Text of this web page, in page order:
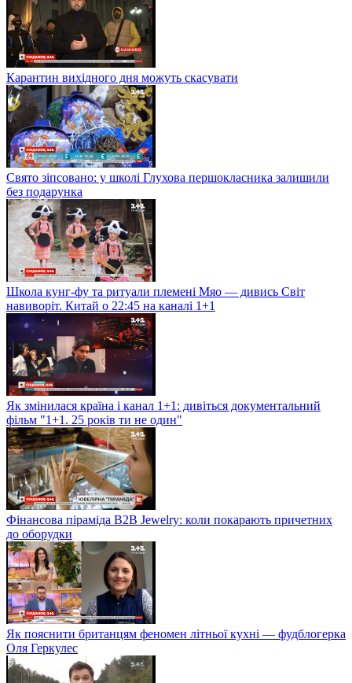
Карантин вихідного дня можуть скасувати
Свято зіпсовано: у школі Глухова першокласника залишили
без подарунка
Школа кунг-фу та ритуали племені Мяо — дивись Світ
навиворіт. Китай о 22:45 на каналі 1+1
Як змінилася країна і канал 1+1: дивіться документальний
фільм "1+1. 25 років ти не один"
Фінансова піраміда B2B Jewelry: коли покарають причетних
до оборудки
Як пояснити британцям феномен літньої кухні — фудблогерка
Оля Геркулес